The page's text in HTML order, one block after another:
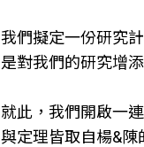
我們擬定一份研究
是對我們的研究增
就此，我們開啟一
與定理皆取自楊&